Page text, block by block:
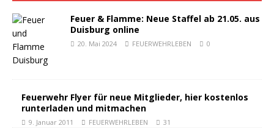
Feuer & Flamme: Neue Staffel ab 21.05. aus
Duisburg online
20. Mai 2024 FEUERWEHRLEBEN 0
Feuerwehr Flyer für neue Mitglieder, hier kostenlos
runterladen und mitmachen
9. Januar 2011 FEUERWEHRLEBEN 31